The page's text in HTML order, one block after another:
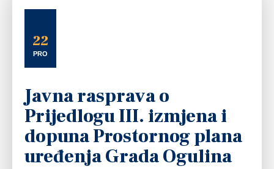
22
PRO
Javna rasprava o
Prijedlogu III. izmjena i
dopuna Prostornog plana
uređenja Grada Ogulina